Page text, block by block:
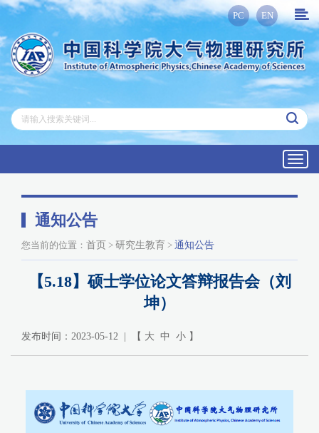
PC EN
通知公告
您当前的位置： 首页 > 研究生教育 > 通知公告
【5.18】硕士学位论文答辩报告会（刘
坤）
发布时间：2023-05-12 | 【 大 中 小 】